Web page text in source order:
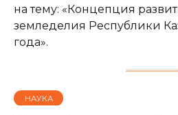
на тему: «Концепция
земледелия Республики
года».
НАУКА